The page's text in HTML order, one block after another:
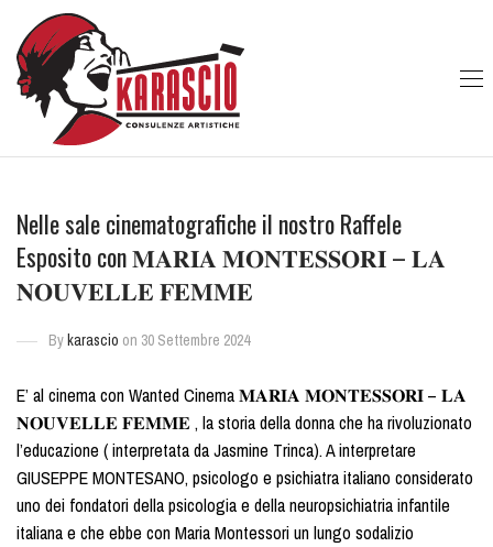
Nelle sale cinematografiche il nostro Raffele
Esposito con 𝐌𝐀𝐑𝐈𝐀 𝐌𝐎𝐍𝐓𝐄𝐒𝐒𝐎𝐑𝐈 – 𝐋𝐀
𝐍𝐎𝐔𝐕𝐄𝐋𝐋𝐄 𝐅𝐄𝐌𝐌𝐄
Bykarascio on 30 Settembre 2024
E’ al cinema con Wanted Cinema 𝐌𝐀𝐑𝐈𝐀 𝐌𝐎𝐍𝐓𝐄𝐒𝐒𝐎𝐑𝐈 – 𝐋𝐀
𝐍𝐎𝐔𝐕𝐄𝐋𝐋𝐄 𝐅𝐄𝐌𝐌𝐄 , la storia della donna che ha rivoluzionato
l’educazione ( interpretata da Jasmine Trinca). A interpretare
GIUSEPPE MONTESANO, psicologo e psichiatra italiano considerato
uno dei fondatori della psicologia e della neuropsichiatria infantile
italiana e che ebbe con Maria Montessori un lungo sodalizio